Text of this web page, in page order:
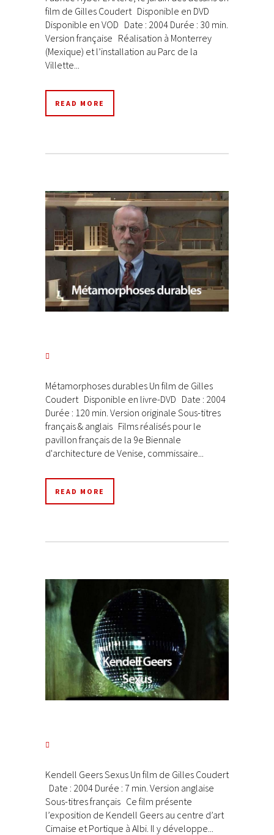
film de Gilles Coudert Disponible en DVD
Disponible en VOD Date : 2004 Durée : 30 min.
Version française Réalisation à Monterrey
(Mexique) et l’installation au Parc de la
Villette...
READ MORE
Métamorphoses durables Un film de Gilles
Coudert Disponible en livre-DVD Date : 2004
Durée : 120 min. Version originale Sous-titres
français & anglais Films réalisés pour le
pavillon français de la 9e Biennale
d'architecture de Venise, commissaire...
READ MORE
Kendell Geers Sexus Un film de Gilles Coudert
Date : 2004 Durée : 7 min. Version anglaise
Sous-titres français Ce film présente
l’exposition de Kendell Geers au centre d’art
Cimaise et Portique à Albi. Il y développe...